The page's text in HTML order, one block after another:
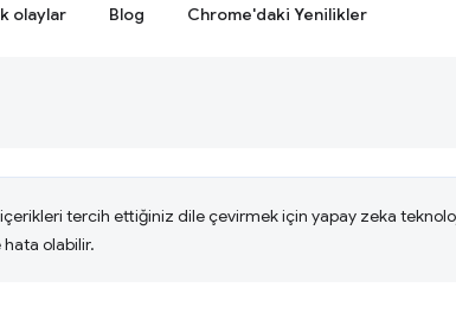
olaylar Blog Chrome'daki Yenilikler
tercih ettiğiniz dile çevirmek için yapay zeka
hata olabilir.